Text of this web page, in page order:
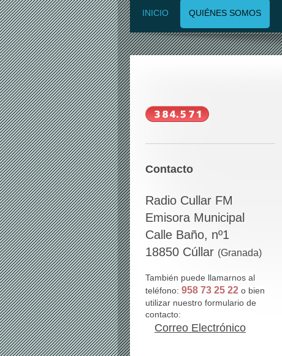
INICIO QUIÉNES SOMOS
Contacto
Radio Cullar FM
Emisora Municipal
Calle Baño, nº1
18850 Cúllar (Granada)
También puede llamarnos al
teléfono: 958 73 25 22 o bien
utilizar nuestro formulario de
contacto:
Correo Electrónico